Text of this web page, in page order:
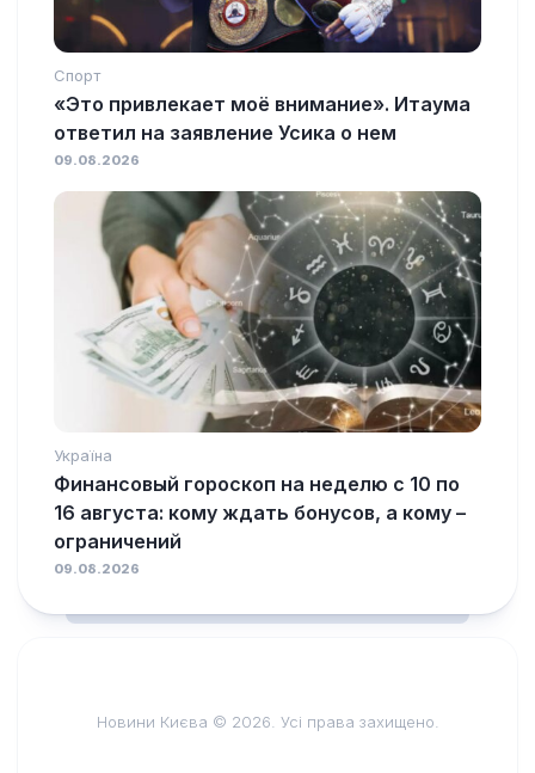
Спорт
«Это привлекает моё внимание». Итаума
ответил на заявление Усика о нем
09.08.2026
Україна
Финансовый гороскоп на неделю с 10 по
16 августа: кому ждать бонусов, а кому –
ограничений
09.08.2026
Новини Києва © 2026. Усі права захищено.